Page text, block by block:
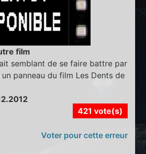
film
semblant de se faire battre par
panneau du film Les Dents de
421 vote(s)
Voter pour cette erreur